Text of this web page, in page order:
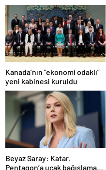
Kanada’nın “ekonomi odaklı”
yeni kabinesi kuruldu
Beyaz Saray: Katar,
Pentagon’a uçak bağışlamayı